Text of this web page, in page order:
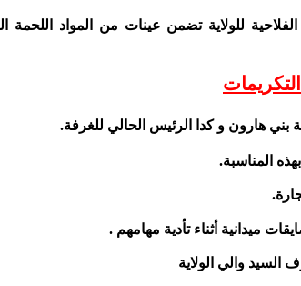
للولاية تضمن عينات من المواد اللحمة
التكريمات
بني هارون و كدا الرئيس الحالي للغرفة.
المناسبة.
ميدانية أثناء تأدية مهامهم .
السيد والي الولاية